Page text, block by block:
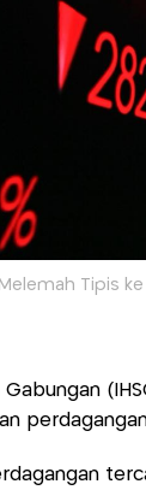
Melemah Tipis
Gabungan